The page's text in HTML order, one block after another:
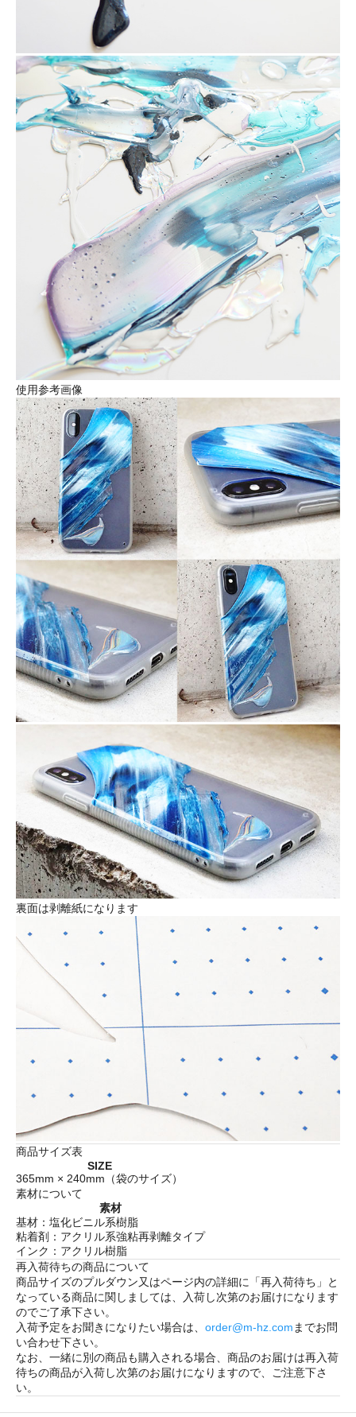
使用参考画像
裏面は剥離紙になります
商品サイズ表
SIZE
365mm × 240mm（袋のサイズ）
素材について
素材
基材：塩化ビニル系樹脂
粘着剤：アクリル系強粘再剥離タイプ
インク：アクリル樹脂
再入荷待ちの商品について
商品サイズのプルダウン又はページ内の詳細に「再入荷待ち 」と
なっている商品に関しましては、入荷し次第のお届けになります
のでご了承下さい。
入荷予定をお聞きになりたい場合は、 order@m-hz.comまでお問
い合わせ下さい。
なお、一緒に別の商品も購入される場合、商品のお届けは再入荷
待ちの商品が入荷し次第のお届けになりますので、ご注意下さ
い。